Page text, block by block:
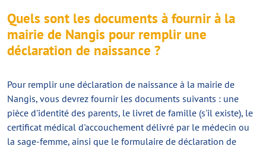
Quels sont les documents à fournir à la
mairie de Nangis pour remplir une
déclaration de naissance ?
Pour remplir une déclaration de naissance à la mairie de
Nangis, vous devrez fournir les documents suivants : une
pièce d'identité des parents, le livret de famille (s'il existe), le
certificat médical d'accouchement délivré par le médecin ou
la sage-femme, ainsi que le formulaire de déclaration de